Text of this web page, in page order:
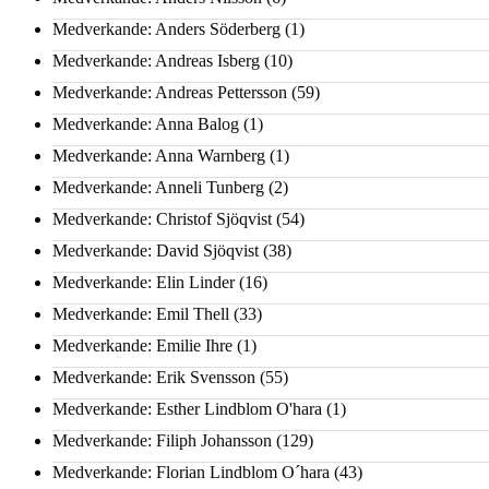
Medverkande: Anders Söderberg (1)
Medverkande: Andreas Isberg (10)
Medverkande: Andreas Pettersson (59)
Medverkande: Anna Balog (1)
Medverkande: Anna Warnberg (1)
Medverkande: Anneli Tunberg (2)
Medverkande: Christof Sjöqvist (54)
Medverkande: David Sjöqvist (38)
Medverkande: Elin Linder(16)
Medverkande: Emil Thell (33)
Medverkande: Emilie Ihre (1)
Medverkande: Erik Svensson (55)
Medverkande: Esther Lindblom O'hara (1)
Medverkande: Filiph Johansson (129)
Medverkande: Florian Lindblom O´hara (43)